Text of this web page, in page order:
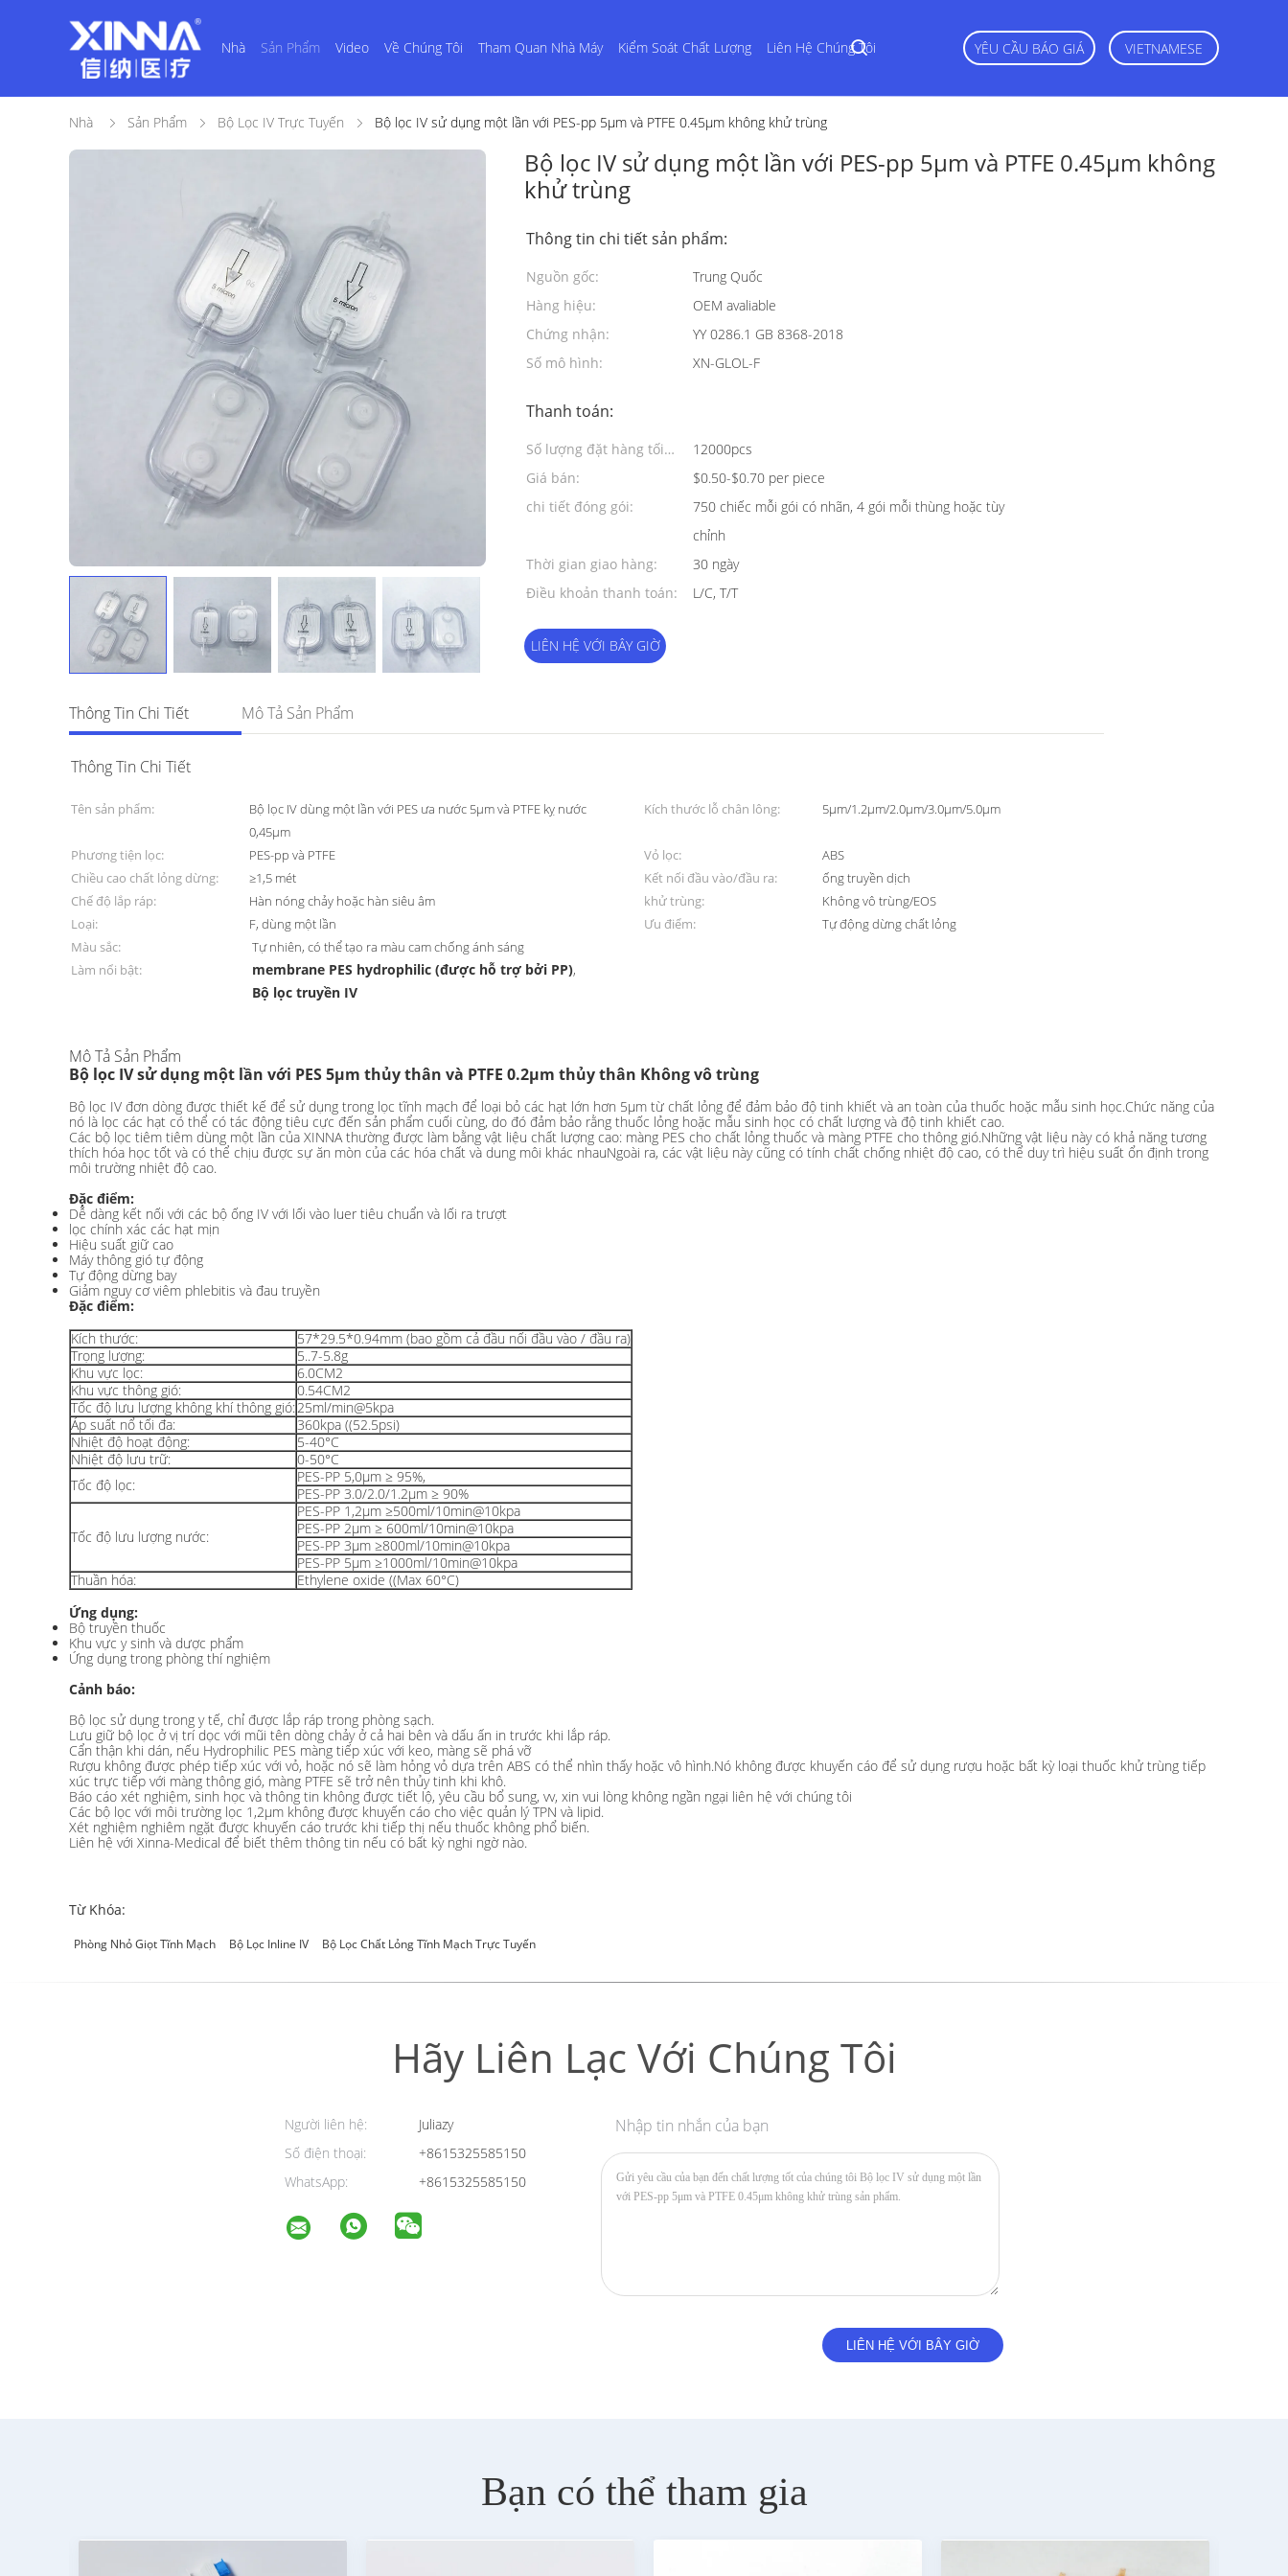
Nhà Sản Phẩm Video Về Chúng Tôi Tham Quan Nhà Máy Kiểm Soát Chất Lượng Liên Hệ Chúng Tôi YÊU CẦU BÁO GIÁ VIETNAMESE
Nhà Sản Phẩm Bộ Lọc IV Trực Tuyến Bộ lọc IV sử dụng một lần với PES-pp 5μm và PTFE 0.45μm không khử trùng
Bộ lọc IV sử dụng một lần với PES-pp 5μm và PTFE 0.45μm không
khử trùng
Thông tin chi tiết sản phẩm:
Nguồn gốc:
Trung Quốc
Hàng hiệu:
OEM avaliable
Chứng nhận:
YY 0286.1 GB 8368-2018
Số mô hình:
XN-GLOL-F
Thanh toán:
Số lượng đặt hàng tối
thiểu:
12000pcs
Giá bán:
$0.50-$0.70 per piece
chi tiết đóng gói:
750 chiếc mỗi gói có nhãn, 4 gói mỗi thùng hoặc tùy
chỉnh
Thời gian giao hàng:
30 ngày
Điều khoản thanh toán:
L/C, T/T
LIÊN HỆ VỚI BÂY GIỜ
Thông Tin Chi Tiết Mô Tả Sản Phẩm
Thông Tin Chi Tiết
Tên sản phẩm:
Bộ lọc IV dùng một lần với PES ưa nước 5μm và PTFE kỵ nước
0,45μm
Kích thước lỗ chân lông: 5μm/1.2μm/2.0μm/3.0μm/5.0μm
Phương tiện lọc: PES-pp và PTFE Vỏ lọc:
ABS
Chiều cao chất lỏng dừng:
≥1,5 mét Kết nối đầu vào/đầu ra:
ống truyền dịch
Chế độ lắp ráp:
Hàn nóng chảy hoặc hàn siêu âm khử trùng:
Không vô trùng/EOS
Loại:
F, dùng một lần Ưu điểm:
Tự động dừng chất lỏng
Màu sắc:
Tự nhiên, có thể tạo ra màu cam chống ánh sáng
Làm nổi bật:
membrane PES hydrophilic (được hỗ trợ bởi PP),
Bộ lọc truyền IV
Mô Tả Sản Phẩm
Bộ lọc IV sử dụng một lần với PES 5μm thủy thân và PTFE 0.2μm thủy thân Không vô trùng
Bộ lọc IV đơn dòng được thiết kế để sử dụng trong lọc tĩnh mạch để loại bỏ các hạt lớn hơn 5μm từ chất lỏng để đảm bảo độ tinh khiết và an toàn của thuốc hoặc mẫu sinh học.Chức năng của
nó là lọc các hạt có thể có tác động tiêu cực đến sản phẩm cuối cùng, do đó đảm bảo rằng thuốc lỏng hoặc mẫu sinh học có chất lượng và độ tinh khiết cao.
Các bộ lọc tiêm tiêm dùng một lần của XINNA thường được làm bằng vật liệu chất lượng cao: màng PES cho chất lỏng thuốc và màng PTFE cho thông gió.Những vật liệu này có khả năng tương
thích hóa học tốt và có thể chịu được sự ăn mòn của các hóa chất và dung môi khác nhauNgoài ra, các vật liệu này cũng có tính chất chống nhiệt độ cao, có thể duy trì hiệu suất ổn định trong
môi trường nhiệt độ cao.
Đặc điểm:
Dễ dàng kết nối với các bộ ống IV với lối vào luer tiêu chuẩn và lối ra trượt
lọc chính xác các hạt mịn
Hiệu suất giữ cao
Máy thông gió tự động
Tự động dừng bay
Giảm nguy cơ viêm phlebitis và đau truyền
Đặc điểm:
Kích thước:
57*29.5*0.94mm (bao gồm cả đầu nối đầu vào / đầu ra)
Trọng lượng:
5..7-5.8g
Khu vực lọc:
6.0CM2
Khu vực thông gió:
0.54CM2
Tốc độ lưu lượng không khí thông gió:25ml/min@5kpa
Áp suất nổ tối đa:
360kpa ((52.5psi)
Nhiệt độ hoạt động:
5-40°C
Nhiệt độ lưu trữ:
0-50°C
Tốc độ lọc:
PES-PP 5,0μm ≥ 95%,
PES-PP 3.0/2.0/1.2μm ≥ 90%
Tốc độ lưu lượng nước:
PES-PP 1,2μm ≥500ml/10min@10kpa
PES-PP 2μm ≥ 600ml/10min@10kpa
PES-PP 3μm ≥800ml/10min@10kpa
PES-PP 5μm ≥1000ml/10min@10kpa
Thuần hóa:
Ethylene oxide ((Max 60°C)
Ứng dụng:
Bộ truyền thuốc
Khu vực y sinh và dược phẩm
Ứng dụng trong phòng thí nghiệm
Cảnh báo:
Bộ lọc sử dụng trong y tế, chỉ được lắp ráp trong phòng sạch.
Lưu giữ bộ lọc ở vị trí dọc với mũi tên dòng chảy ở cả hai bên và dấu ấn in trước khi lắp ráp.
Cẩn thận khi dán, nếu Hydrophilic PES màng tiếp xúc với keo, màng sẽ phá vỡ
Rượu không được phép tiếp xúc với vỏ, hoặc nó sẽ làm hỏng vỏ dựa trên ABS có thể nhìn thấy hoặc vô hình.Nó không được khuyến cáo để sử dụng rượu hoặc bất kỳ loại thuốc khử trùng tiếp
xúc trực tiếp với màng thông gió, màng PTFE sẽ trở nên thủy tinh khi khô.
Báo cáo xét nghiệm, sinh học và thông tin không được tiết lộ, yêu cầu bổ sung, vv, xin vui lòng không ngần ngại liên hệ với chúng tôi
Các bộ lọc với môi trường lọc 1,2μm không được khuyến cáo cho việc quản lý TPN và lipid.
Xét nghiệm nghiêm ngặt được khuyến cáo trước khi tiếp thị nếu thuốc không phổ biến.
Liên hệ với Xinna-Medical để biết thêm thông tin nếu có bất kỳ nghi ngờ nào.
Từ Khóa:
Phòng Nhỏ Giọt Tĩnh Mạch Bộ Lọc Inline IV Bộ Lọc Chất Lỏng Tĩnh Mạch Trực Tuyến
Hãy Liên Lạc Với Chúng Tôi
Người liên hệ:
Juliazy
Số điện thoại:
+8615325585150
WhatsApp:
+8615325585150
Nhập tin nhắn của bạn
Bạn có thể tham gia